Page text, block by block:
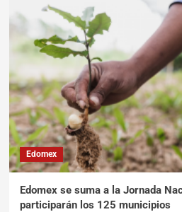
Edomex
Edomex se suma a la Jornada
participarán los 125 municipios